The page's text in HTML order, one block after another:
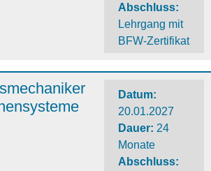
Abschluss:
Lehrgang mit
BFW-Zertifikat
Datum:
20.01.2027
Dauer: 24
Monate
Abschluss: